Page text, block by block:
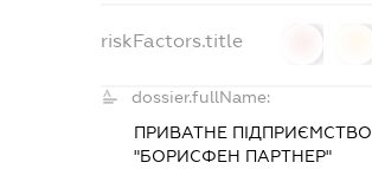
riskFactors.title
dossier.fullName:
ПРИВАТНЕ ПІДПРИЄМСТВО
"БОРИСФЕН ПАРТНЕР"